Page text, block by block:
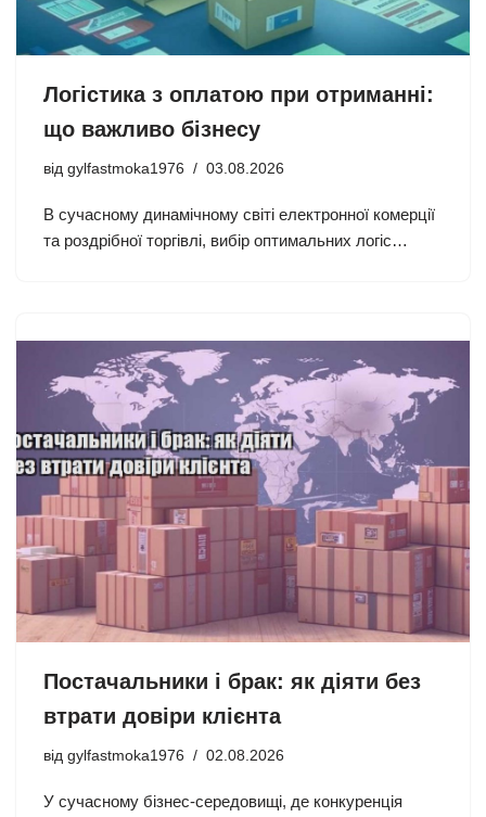
Логістика з оплатою при отриманні:
що важливо бізнесу
від gylfastmoka1976 03.08.2026
В сучасному динамічному світі електронної комерції
та роздрібної торгівлі, вибір оптимальних логіс…
Постачальники і брак: як діяти без
втрати довіри клієнта
від gylfastmoka1976 02.08.2026
У сучасному бізнес-середовищі, де конкуренція